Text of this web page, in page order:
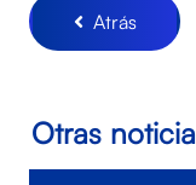
Atrás
Otras